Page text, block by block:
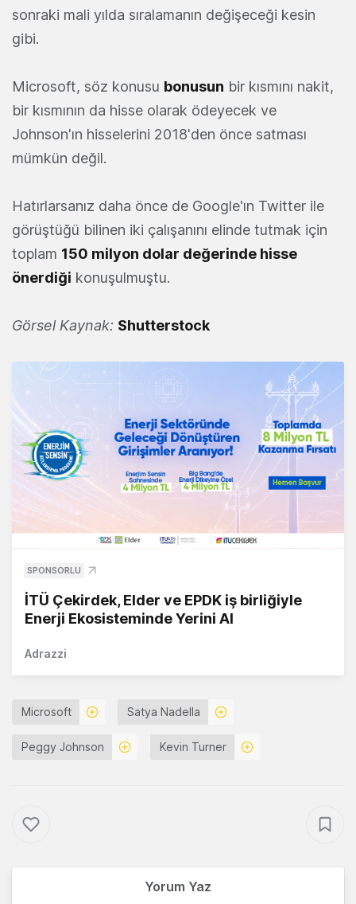
sonraki mali yılda sıralamanın değişeceği kesin
gibi.
Microsoft, söz konusu bonusun bir kısmını nakit,
bir kısmının da hisse olarak ödeyecek ve
Johnson'ın hisselerini 2018'den önce satması
mümkün değil.
Hatırlarsanız daha önce de Google'ın Twitter ile
görüştüğü bilinen iki çalışanını elinde tutmak için
toplam 150 milyon dolar değerinde hisse
önerdiği konuşulmuştu.
Görsel Kaynak: Shutterstock
SPONSORLU
İTÜ Çekirdek, Elder ve EPDK iş birliğiyle
Enerji Ekosisteminde Yerini Al
Adrazzi
Microsoft Satya Nadella
Peggy Johnson Kevin Turner
Yorum Yaz